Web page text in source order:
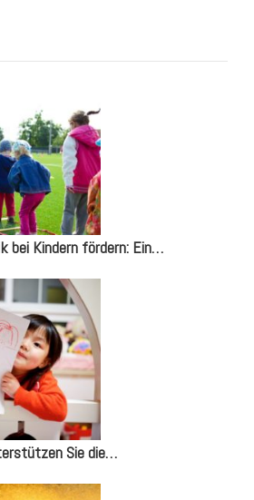
bei Kindern fördern: Ein…
Sie die…